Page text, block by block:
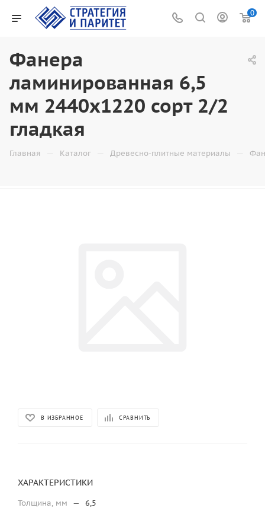
0
Фанера
ламинированная 6,5
мм 2440x1220 сорт 2/2
гладкая
Главная — Каталог — Древесно-плитные материалы —
В ИЗБРАННОЕ СРАВНИТЬ
ХАРАКТЕРИСТИКИ
Толщина, мм —
6,5